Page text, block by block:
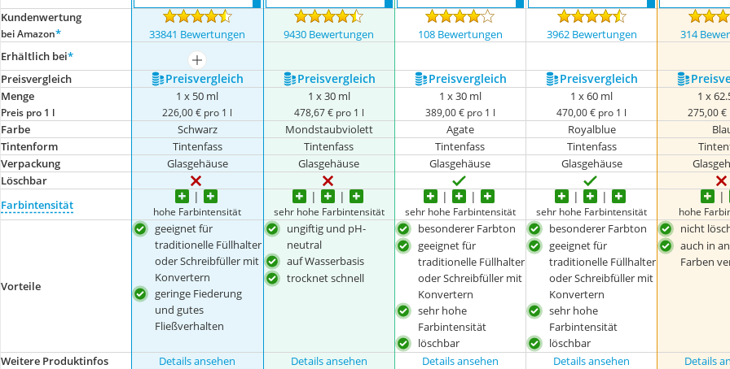
Kundenwertung
bei Amazon* 33841 Bewertungen 9430 Bewertungen 108 Bewertungen 3962 Bewertungen
314
Erhältlich bei*
mehr anzeigen
Preis­vergleich
Preis­vergleich Preis­vergleich Preis­vergleich Preis­vergleich
Menge
Preis pro 1 l
1 x 50 ml
226,00 € pro 1 l
1 x 30 ml
478,67 € pro 1 l
1 x 30 ml
389,00 € pro 1 l
1 x 60 ml
470,00 € pro 1 l
1 x
275,00
Farbe Schwarz Mondstaubviolett Agate Royalblue
Tintenform
Tintenfass Tintenfass Tintenfass Tintenfass
Verpackung
Glasgehäuse Glasgehäuse Glasgehäuse Glasgehäuse
Löschbar
Farbintensität
hohe Farbintensität sehr hohe Farbintensität sehr hohe Farbintensität sehr hohe Farbintensität hohe
Vorteile
geeignet für
traditionelle Füllhalter
oder Schreibfüller mit
Konvertern
geringe Fiederung
und gutes
Fließverhalten
ungiftig und pH-
neutral
auf Wasserbasis
trocknet schnell
besonderer Farbton
geeignet für
traditionelle Füllhalter
oder Schreibfüller mit
Konvertern
sehr hohe
Farbintensität
löschbar
besonderer Farbton
geeignet für
traditionelle Füllhalter
oder Schreibfüller mit
Konvertern
sehr hohe
Farbintensität
löschbar
nicht
auch in
Farben
Weitere Produktinfos Details ansehen Details ansehen Details ansehen Details ansehen
Details